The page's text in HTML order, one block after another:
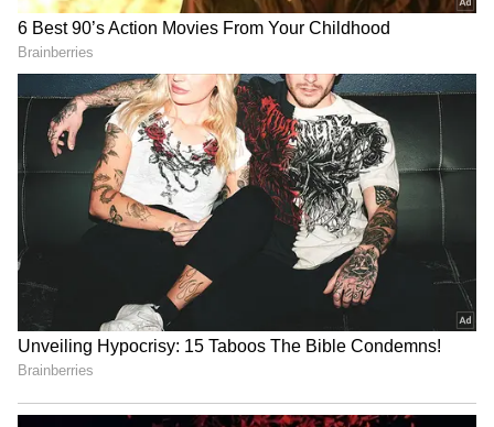
Related Articles
Bike: ఈ బైక్ మైలేజ్ కింగ్‌.. ట్యాంక్ ఫుల్ చేస్తే 800
కి.మీలు వెళ్లొచ్చు. ధ‌ర రూ. 65 వేలే
Bike: జీవితంలో మొద‌టిసారి బైక్ కొంటున్నారా.? ఈ
త‌ప్పులు అస్స‌లు చేయ‌కండి
3